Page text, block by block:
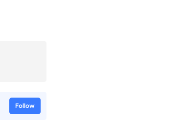
Follow